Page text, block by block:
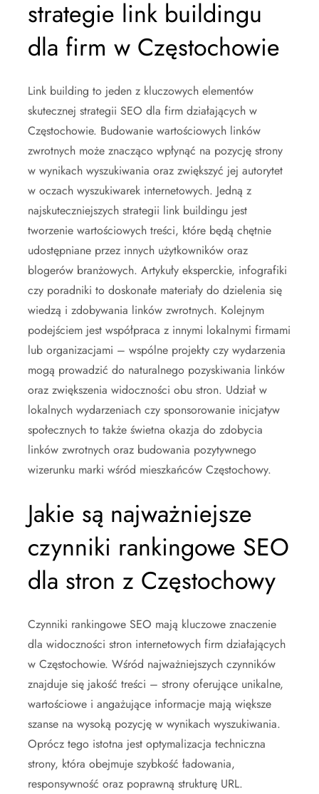
strategie link buildingu
dla firm w Częstochowie
Link building to jeden z kluczowych elementów
skutecznej strategii SEO dla firm działających w
Częstochowie. Budowanie wartościowych linków
zwrotnych może znacząco wpłynąć na pozycję strony
w wynikach wyszukiwania oraz zwiększyć jej autorytet
w oczach wyszukiwarek internetowych. Jedną z
najskuteczniejszych strategii link buildingu jest
tworzenie wartościowych treści, które będą chętnie
udostępniane przez innych użytkowników oraz
blogerów branżowych. Artykuły eksperckie, infografiki
czy poradniki to doskonałe materiały do dzielenia się
wiedzą i zdobywania linków zwrotnych. Kolejnym
podejściem jest współpraca z innymi lokalnymi firmami
lub organizacjami – wspólne projekty czy wydarzenia
mogą prowadzić do naturalnego pozyskiwania linków
oraz zwiększenia widoczności obu stron. Udział w
lokalnych wydarzeniach czy sponsorowanie inicjatyw
społecznych to także świetna okazja do zdobycia
linków zwrotnych oraz budowania pozytywnego
wizerunku marki wśród mieszkańców Częstochowy.
Jakie są najważniejsze
czynniki rankingowe SEO
dla stron z Częstochowy
Czynniki rankingowe SEO mają kluczowe znaczenie
dla widoczności stron internetowych firm działających
w Częstochowie. Wśród najważniejszych czynników
znajduje się jakość treści – strony oferujące unikalne,
wartościowe i angażujące informacje mają większe
szanse na wysoką pozycję w wynikach wyszukiwania.
Oprócz tego istotna jest optymalizacja techniczna
strony, która obejmuje szybkość ładowania,
responsywność oraz poprawną strukturę URL.